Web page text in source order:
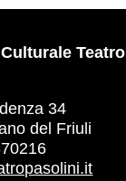
Teatro
34
del Friuli